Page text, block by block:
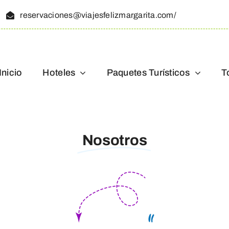
reservaciones@viajesfelizmargarita.com/
Hoteles Paquetes Turísticos
Nosotros